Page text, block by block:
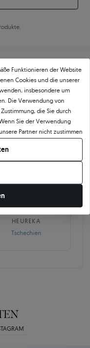
in ganz
KUNDEN
252
HEUREKA
Tschechien
Funktionieren der Website
Cookies und die unserer
insbesondere um
Die Verwendung von
die Sie durch
Sie der Verwendung
Partner nicht zustimmen
und bestimmen Sie Ihre
widerrufen, indem Sie